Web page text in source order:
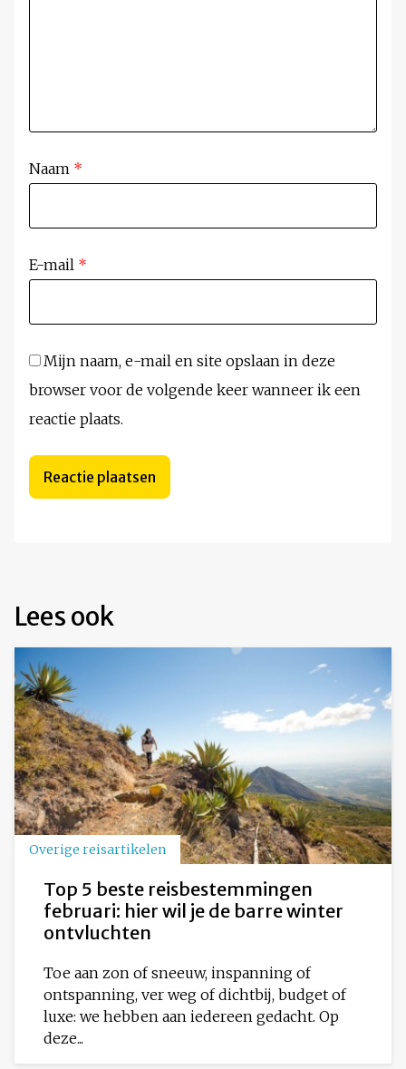
Naam *
E-mail *
Mijn naam, e-mail en site opslaan in deze
browser voor de volgende keer wanneer ik een
reactie plaats.
Lees ook
Overige reisartikelen
Top 5 beste reisbestemmingen
februari: hier wil je de barre winter
ontvluchten
Toe aan zon of sneeuw, inspanning of
ontspanning, ver weg of dichtbij, budget of
luxe: we hebben aan iedereen gedacht. Op
deze...